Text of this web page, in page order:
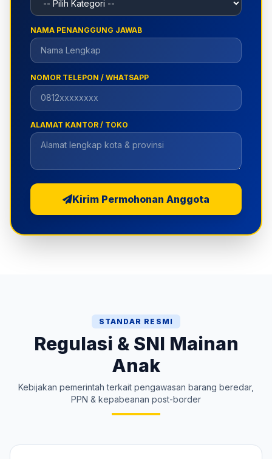
NAMA PENANGGUNG JAWAB
NOMOR TELEPON / WHATSAPP
ALAMAT KANTOR / TOKO
Kirim Permohonan Anggota
STANDAR RESMI
Regulasi & SNI Mainan
Anak
Kebijakan pemerintah terkait pengawasan barang beredar,
PPN & kepabeanan post-border